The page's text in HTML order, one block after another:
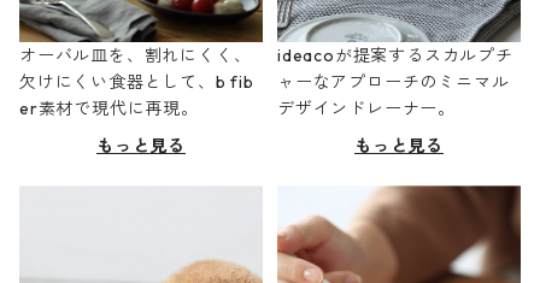
オーバル皿を、割れにくく、
欠けにくい食器として、b fib
er素材で現代に再現。
もっと見る
ideacoが提案するスカルプチ
ャーなアプローチのミニマル
デザインドレーナー。
もっと見る